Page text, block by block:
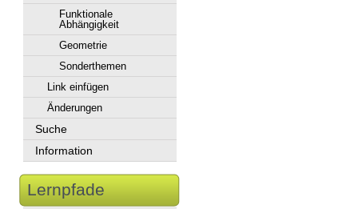
Funktionale
Abhängigkeit
Geometrie
Sonderthemen
Link einfügen
Änderungen
Suche
Information
Lernpfade